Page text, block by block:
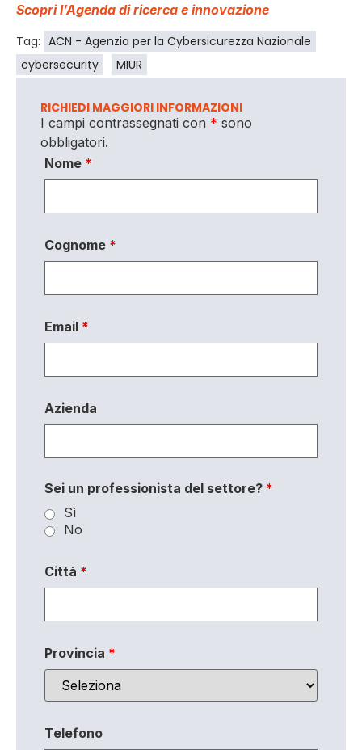
Scopri l’Agenda di ricerca e innovazione
Tag: ACN - Agenzia per la Cybersicurezza Nazionale
cybersecurity
MIUR
RICHIEDI MAGGIORI INFORMAZIONI
I campi contrassegnati con * sono
obbligatori.
Nome *
Cognome *
Email *
Azienda
Sei un professionista del settore? *
Sì
No
Città *
Provincia *
Telefono